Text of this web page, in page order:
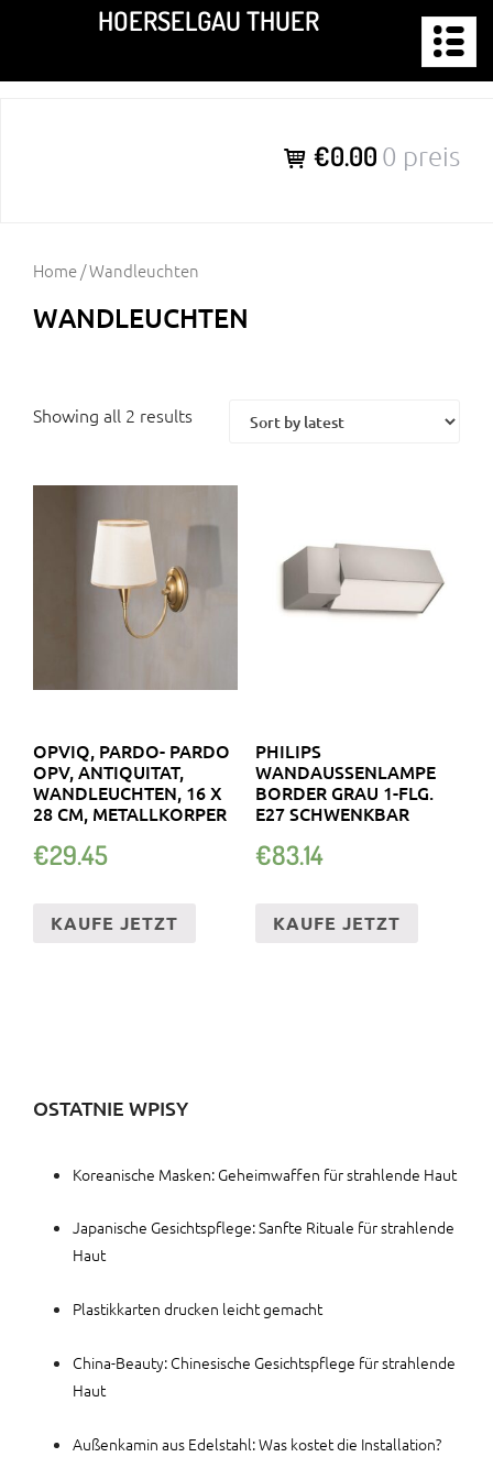
springen
HOERSELGAU THUER
€0.00 0 preis
Home/ Wandleuchten
WANDLEUCHTEN
Showing all 2 results
OPVIQ, PARDO- PARDO
OPV, ANTIQUITAT,
WANDLEUCHTEN, 16 X
28 CM, METALLKORPER
€29.45
KAUFE JETZT
PHILIPS
WANDAUSSENLAMPE B
ORDER GRAU 1-FLG. E
27 SCHWENKBAR
€83.14
KAUFE JETZT
OSTATNIE WPISY
Koreanische Masken: Geheimwaffen für strahlende Haut
Japanische Gesichtspflege: Sanfte Rituale für strahlende
Haut
Plastikkarten drucken leicht gemacht
China-Beauty: Chinesische Gesichtspflege für strahlende
Haut
Außenkamin aus Edelstahl: Was kostet die Installation?